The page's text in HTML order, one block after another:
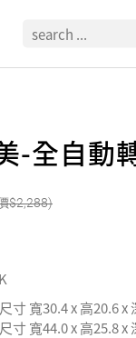
-全自動
2,288
寸 寬30.4 x 高20.6 x
寸 寬44.0 x 高25.8 x